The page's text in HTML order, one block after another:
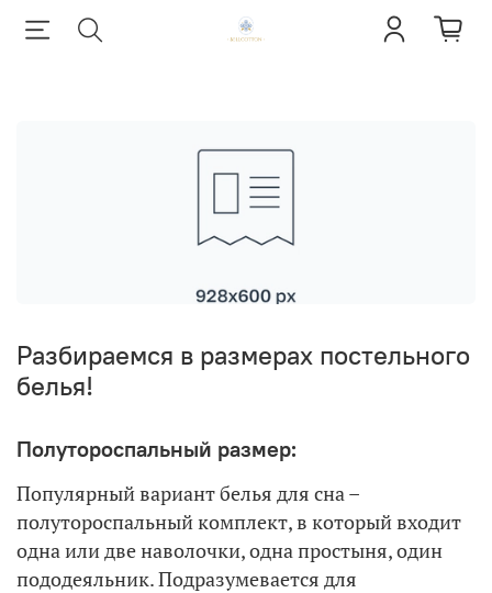
Разбираемся в размерах постельного
белья!
Полутороспальный размер:
Популярный вариант белья для сна –
полутороспальный комплект, в который входит
одна или две наволочки, одна простыня, один
пододеяльник. Подразумевается для